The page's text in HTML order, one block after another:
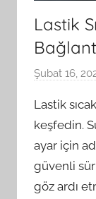
Lastik
Şubat 16,
Lastik
keşfedin.
ayar için
güvenli
göz ardı